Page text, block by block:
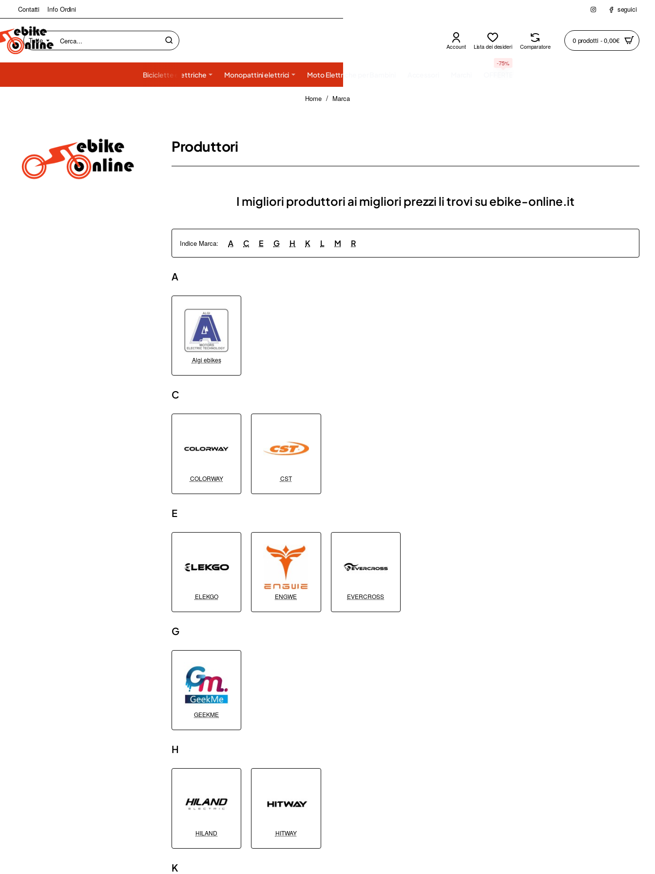
Contatti Info Ordini seguici
Tutte
Cerca... Account Lista dei desideri Comparatore
0 prodotti - 0,00€
Biciclette elettriche Monopattini elettrici Moto Elettriche per Bambini
-75%
Home homeMarca
Produttori
I migliori produttori ai migliori prezzi li trovi su ebike-online.it
Indice Marca: A C E G H K L M R
A
Algi ebikes
C
COLORWAY CST
E
ELEKGO ENGWE EVERCROSS
G
GEEKME
H
HILAND HITWAY
K